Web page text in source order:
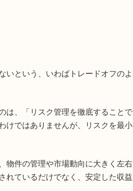
いという、いわばトレードオフのよ
は、「リスク管理を徹底することで
けではありませんが、リスクを最小
物件の管理や市場動向に大きく左右
れているだけでなく、安定した収益